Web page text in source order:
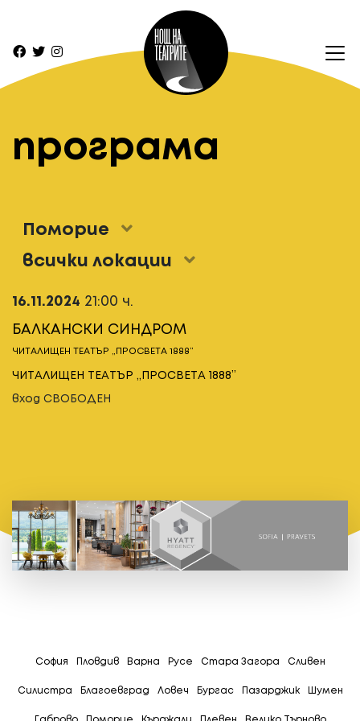
програма
Поморие
всички локации
16.11.2024 21:00 ч.
БАЛКАНСКИ СИНДРОМ
ЧИТАЛИЩЕН ТЕАТЪР „ПРОСВЕТА 1888”
ЧИТАЛИЩЕН ТЕАТЪР „ПРОСВЕТА 1888”
вход СВОБОДЕН
София Пловдив Варна Русе Стара Загора Сливен
Силистра Благоевград Ловеч Бургас Пазарджик Шумен